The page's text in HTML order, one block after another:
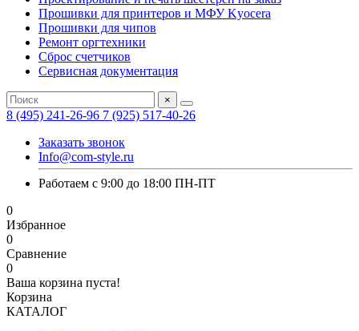
Прошивки для принтеров и МФУ Kyocera
Прошивки для чипов
Ремонт оргтехники
Сброс счетчиков
Сервисная документация
×
8 (495) 241-26-96 7 (925) 517-40-26
Заказать звонок
Info@com-style.ru
Работаем с 9:00 до 18:00 ПН-ПТ
0
Избранное
0
Сравнение
0
Ваша корзина пуста!
Корзина
КАТАЛОГ